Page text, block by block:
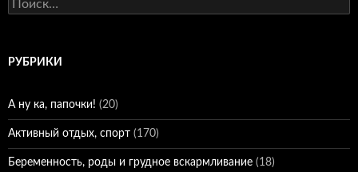
РУБРИКИ
А ну ка, папочки! (20)
Активный отдых, спорт (170)
Беременность, роды и грудное вскармливание (18)